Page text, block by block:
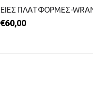
€60,00